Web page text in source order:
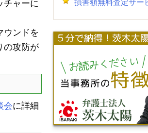
チャーに
ウンドを
の攻防が
会に詳細
損害額無料査定サー